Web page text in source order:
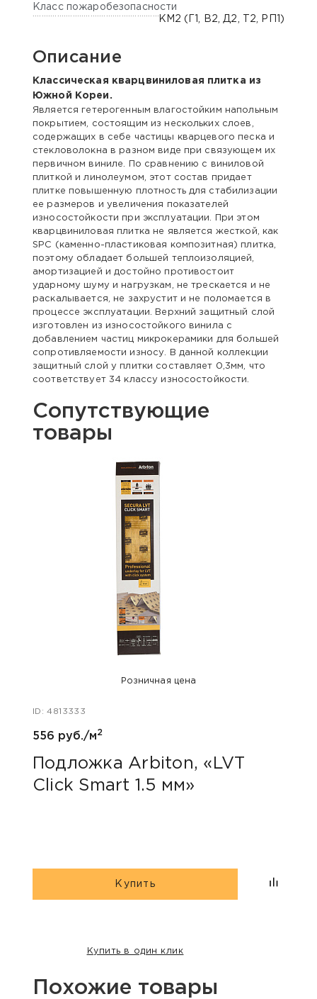
Класс пожаробезопасности
КМ2 (Г1, В2, Д2, Т2, РП1)
Описание
Классическая кварцвиниловая плитка из
Южной Кореи.
Является гетерогенным влагостойким напольным
покрытием, состоящим из нескольких слоев,
содержащих в себе частицы кварцевого песка и
стекловолокна в разном виде при связующем их
первичном виниле. По сравнению с виниловой
плиткой и линолеумом, этот состав придает
плитке повышенную плотность для стабилизации
ее размеров и увеличения показателей
износостойкости при эксплуатации. При этом
кварцвиниловая плитка не является жесткой, как
SPC (каменно-пластиковая композитная) плитка,
поэтому обладает большей теплоизоляцией,
амортизацией и достойно противостоит
ударному шуму и нагрузкам, не трескается и не
раскалывается, не захрустит и не поломается в
процессе эксплуатации. Верхний защитный слой
изготовлен из износостойкого винила с
добавлением частиц микрокерамики для большей
сопротивляемости износу. В данной коллекции
защитный слой у плитки составляет 0,3мм, что
соответствует 34 классу износостойкости.
Сопутствующие
товары
Розничная цена
ID: 4813333
556 руб./м2
Подложка Arbiton, «LVT
Click Smart 1.5 мм»
Купить
Купить в один клик
Похожие товары